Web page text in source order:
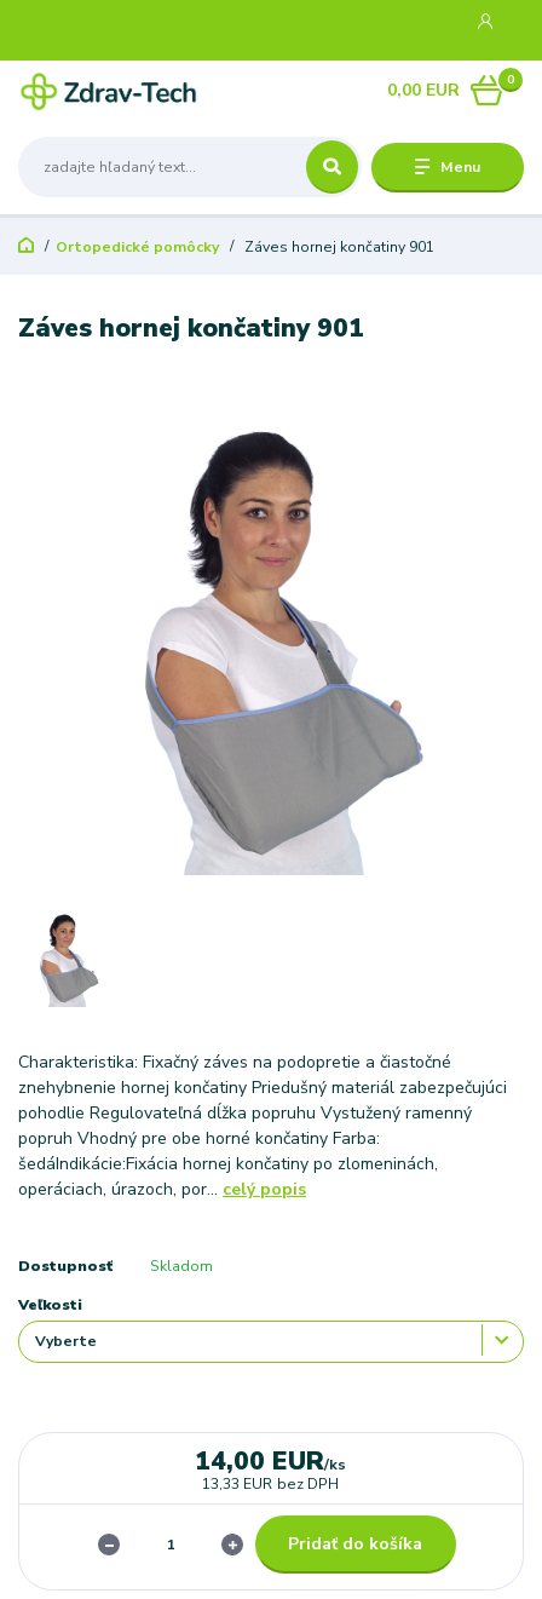
Menu
0
0,00 EUR
Ortopedické pomôcky Záves hornej končatiny 901
Záves hornej končatiny 901
Charakteristika: Fixačný záves na podopretie a čiastočné
znehybnenie hornej končatiny Priedušný materiál zabezpečujúci
pohodlie Regulovateľná dĺžka popruhu Vystužený ramenný
popruh Vhodný pre obe horné končatiny Farba:
šedáIndikácie:Fixácia hornej končatiny po zlomeninách,
operáciach, úrazoch, por... celý popis
Dostupnosť Skladom
Veľkosti
14,00 EUR/ks
13,33 EUR bez DPH
Pridať do košíka